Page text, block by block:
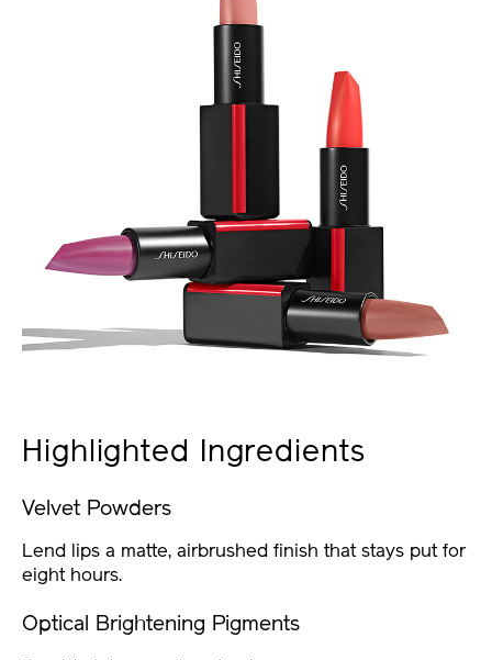
Highlighted Ingredients
Velvet Powders
Lend lips a matte, airbrushed finish that stays put for
eight hours.
Optical Brightening Pigments